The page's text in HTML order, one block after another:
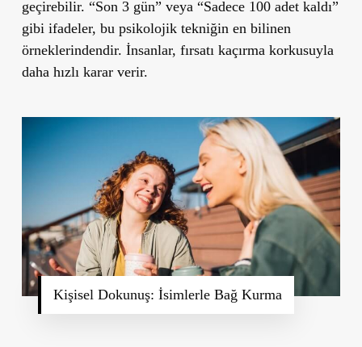
geçirebilir. “Son 3 gün” veya “Sadece 100 adet kaldı”
gibi ifadeler, bu psikolojik tekniğin en bilinen
örneklerindendir. İnsanlar, fırsatı kaçırma korkusuyla
daha hızlı karar verir.
Kişisel Dokunuş: İsimlerle Bağ Kurma